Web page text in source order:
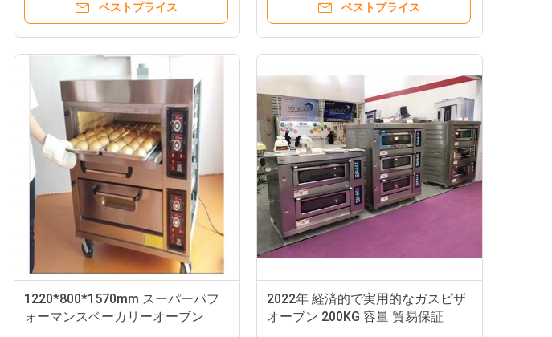
ベストプライス ベストプライス
1220*800*1570mm スーパーパフ
ォーマンスベーカリーオーブン
2022年 経済的で実用的なガスピザ
オーブン 200KG 容量 貿易保証